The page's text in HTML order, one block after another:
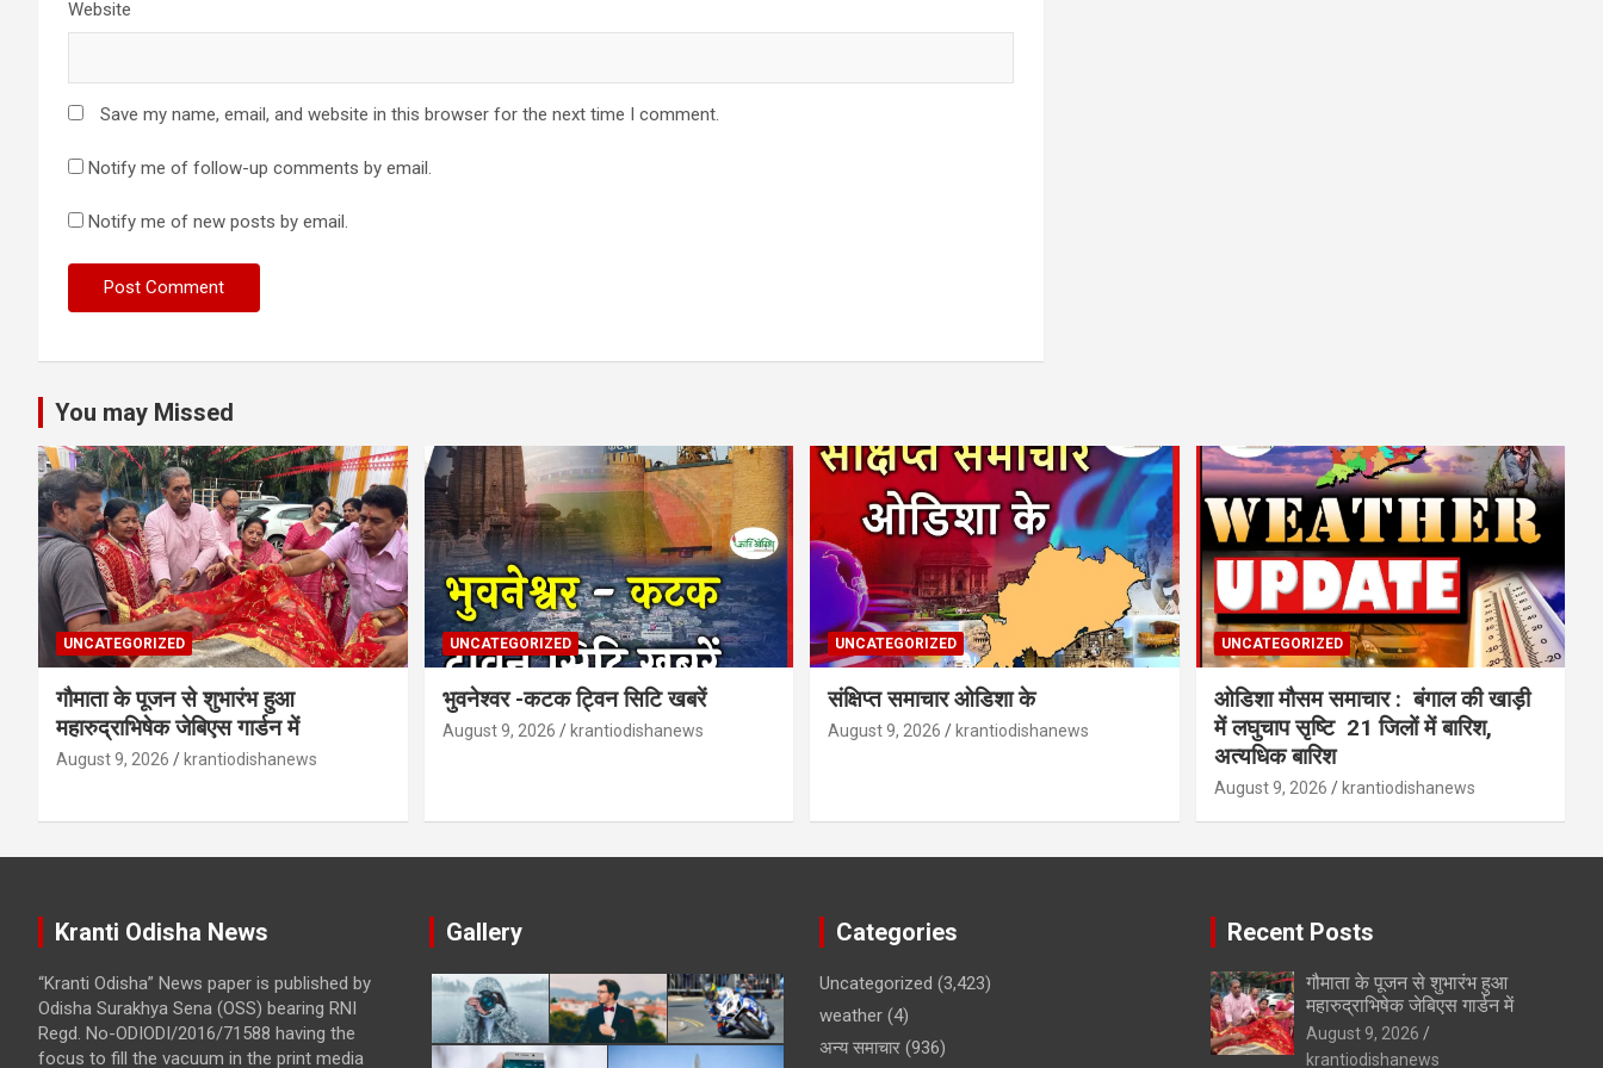
Website
Save my name, email, and website in this browser for the next time I comment.
Notify me of follow-up comments by email.
Notify me of new posts by email.
You may Missed
UNCATEGORIZED
गौमाता के पूजन से शुभारंभ हुआ
महारुद्राभिषेक जेबिएस गार्डन में
August 9, 2026 krantiodishanews
UNCATEGORIZED
भुवनेश्वर -कटक ट्विन सिटि खबरें
August 9, 2026 krantiodishanews
UNCATEGORIZED
संक्षिप्त समाचार ओडिशा के
August 9, 2026 krantiodishanews
UNCATEGORIZED
ओडिशा मौसम समाचार : बंगाल की खाड़ी
में लघुचाप सृष्टि 21 जिलों में बारिश,
अत्यधिक बारिश
August 9, 2026 krantiodishanews
Kranti Odisha News
“Kranti Odisha” News paper is published by
Odisha Surakhya Sena (OSS) bearing RNI
Regd. No-ODIODI/2016/71588 having the
focus to fill the vacuum in the print media
Gallery Categories
Uncategorized (3,423)
weather (4)
अन्य समाचार (936)
Recent Posts
गौमाता के पूजन से शुभारंभ हुआ
महारुद्राभिषेक जेबिएस गार्डन में
August 9, 2026
krantiodishanews